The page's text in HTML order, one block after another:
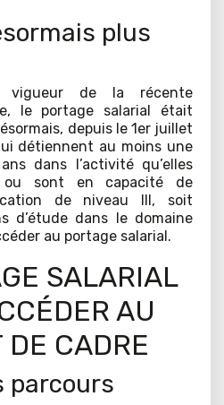
plus
vigueur de la récente
le portage salarial était
depuis le 1er juillet
détiennent au moins une
dans l’activité qu’elles
ou sont en capacité de
de niveau III, soit
d’étude dans le domaine
au portage salarial.
SALARIAL
AU
DE CADRE
parcours